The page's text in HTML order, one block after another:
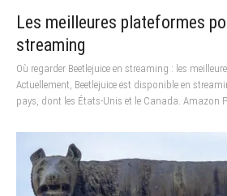
Les meilleures plateformes
streaming
Où regarder Beetlejuice en streaming : les
Actuellement, Beetlejuice est disponible en
pays, dont les États-Unis et le Canada. Amazon